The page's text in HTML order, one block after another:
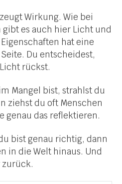
Wirkung. Wie bei
es auch hier Licht und
hat eine
Du entscheidest,
rückst.
Mangel bist, strahlst du
ziehst du oft Menschen
genau das reflektieren.
bist genau richtig, dann
in die Welt hinaus. Und
zurück.